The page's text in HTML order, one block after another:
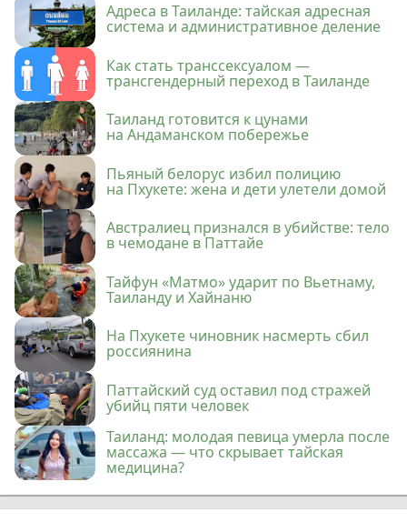
Адреса в Таиланде: тайская адресная
система и административное деление
Как стать транссексуалом —
трансгендерный переход в Таиланде
Таиланд готовится к цунами
на Андаманском побережье
Пьяный белорус избил полицию
на Пхукете: жена и дети улетели домой
Австралиец признался в убийстве: тело
в чемодане в Паттайе
Тайфун «Матмо» ударит по Вьетнаму,
Таиланду и Хайнаню
На Пхукете чиновник насмерть сбил
россиянина
Паттайский суд оставил под стражей
убийц пяти человек
Таиланд: молодая певица умерла после
массажа — что скрывает тайская
медицина?